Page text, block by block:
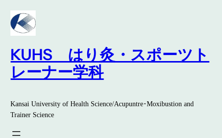
内
容
を
ス
キKUHS はり灸・スポーツト
レーナー学科
Kansai University of Health Science/Acupuntre･Moxibustion and
Trainer Science